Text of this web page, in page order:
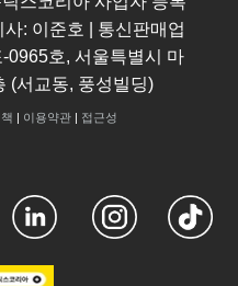
: 이준호 | 통신판매업
0965호, 서울특별시 마
(서교동, 풍성빌딩)
| 이용약관| 접근성